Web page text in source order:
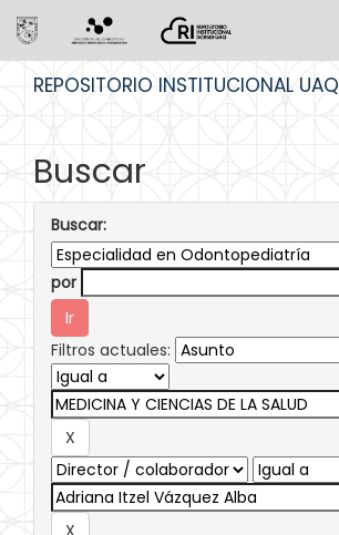
REPOSITORIO INSTITUCIONAL UAQ
Buscar
Buscar:
por
Filtros actuales: